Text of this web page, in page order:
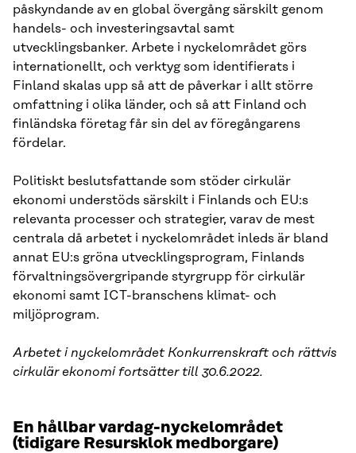
påskyndande av en global övergång särskilt genom
handels- och investeringsavtal samt
utvecklingsbanker. Arbete i nyckelområdet görs
internationellt, och verktyg som identifierats i
Finland skalas upp så att de påverkar i allt större
omfattning i olika länder, och så att Finland och
finländska företag får sin del av föregångarens
fördelar.
Politiskt beslutsfattande som stöder cirkulär
ekonomi understöds särskilt i Finlands och EU:s
relevanta processer och strategier, varav de mest
centrala då arbetet i nyckelområdet inleds är bland
annat EU:s gröna utvecklingsprogram, Finlands
förvaltningsövergripande styrgrupp för cirkulär
ekonomi samt ICT-branschens klimat- och
miljöprogram.
Arbetet i nyckelområdet Konkurrenskraft och rättvis
cirkulär ekonomi fortsätter till 30.6.2022.
En hållbar vardag-nyckelområdet
(tidigare Resursklok medborgare)